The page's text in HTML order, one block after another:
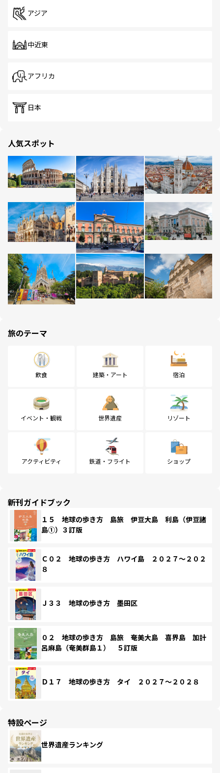
アジア
中近東
アフリカ
日本
人気スポット
旅のテーマ
飲食 建築・アート 宿泊
イベント・観戦 世界遺産 リゾート
アクティビティ 鉄道・フライト ショップ
新刊ガイドブック
１５ 地球の歩き方 島旅 伊豆大島 利島（伊豆諸
島①）３訂版
Ｃ０２ 地球の歩き方 ハワイ島 ２０２７～２０２
８
Ｊ３３ 地球の歩き方 墨田区
０２ 地球の歩き方 島旅 奄美大島 喜界島 加計
呂麻島（奄美群島１） ５訂版
Ｄ１７ 地球の歩き方 タイ ２０２７～２０２８
特設ページ
世界遺産ランキング